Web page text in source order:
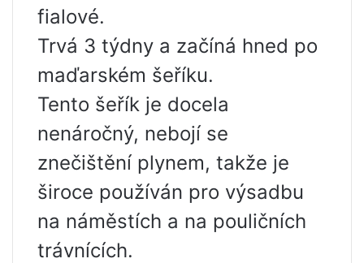
fialové.
Trvá 3 týdny a začíná hned po
maďarském šeříku.
Tento šeřík je docela
nenáročný, nebojí se
znečištění plynem, takže je
široce používán pro výsadbu
na náměstích a na pouličních
trávnících.